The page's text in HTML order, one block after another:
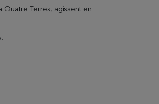
Quatre Terres, agissent en